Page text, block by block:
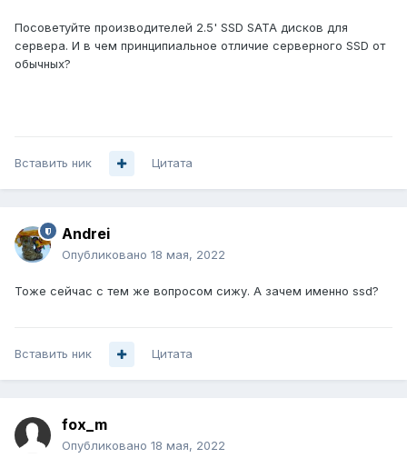
Посоветуйте производителей 2.5' SSD SATA дисков для
сервера. И в чем принципиальное отличие серверного SSD от
обычных?
Вставить ник Цитата
Andrei
Опубликовано 18 мая, 2022
Тоже сейчас с тем же вопросом сижу. А зачем именно ssd?
Вставить ник Цитата
fox_m
Опубликовано 18 мая, 2022